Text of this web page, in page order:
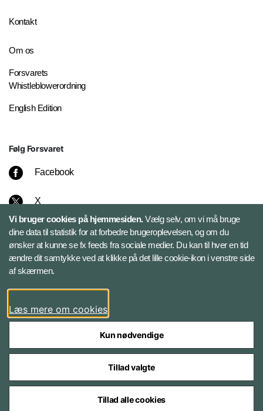
Kontakt
Om os
Forsvarets
Whistleblowerordning
English Edition
Følg Forsvaret
Facebook
X
Instagram
Bluesky
LinkedIn
Styrelser og myndigheder under Forsvarsministeriet
Vi bruger cookies på hjemmesiden.Vælg selv, om vi må bruge
dine data til statistik for at forbedre brugeroplevelsen, og om du
ønsker at kunne se fx feeds fra sociale medier. Du kan til hver en tid
ændre dit samtykke ved at klikke på det lille cookie-ikon i venstre side
af skærmen.
Læs mere om cookies
Kun nødvendige
Tillad valgte
Tillad alle cookies